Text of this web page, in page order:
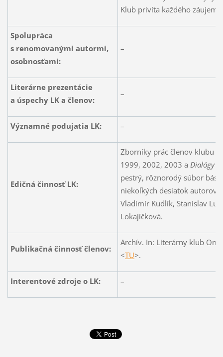
Klub privíta každého
Spolupráca
s renomovanými autormi,
osobnosťami:
–
Literárne prezentácie
a úspechy LK a členov:
–
Významné podujatia LK: –
Edičná činnosť LK:
Zborníky prác členov klubu
1999, 2002, 2003 a Dialógy s
pestrý, rôznorodý súbor
niekoľkých desiatok
Vladimír Kudlík, Stanislav
Lokajíčková.
Publikačná činnosť členov:
Archív. In: Literárny klub
<TU>.
Interentové zdroje o LK: –